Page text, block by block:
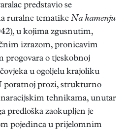
predstavio se
ruralne tematike Na kamenju
u kojima zgusnutim,
izrazom, pronicavim
progovara o tjeskobnoj
u ogoljelu krajoliku
poratnoj prozi, strukturno
tehnikama, unutar
predloška zaokupljen je
pojedinca u prijelomnim